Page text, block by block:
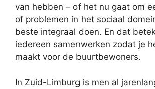
van hebben – of het nu gaat om
of problemen in het sociaal
beste integraal doen. En dat
iedereen samenwerken zodat je
maakt voor de buurtbewoners.
In Zuid-Limburg is men al